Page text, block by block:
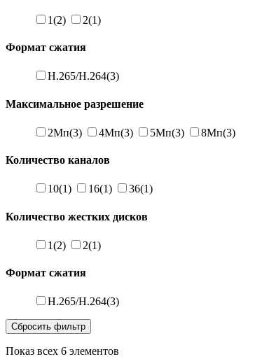
1(2) 2(1)
Формат сжатия
H.265/H.264(3)
Максимальное разрешение
2Мп(3) 4Мп(3) 5Мп(3) 8Мп(3)
Количество каналов
10(1) 16(1) 36(1)
Количество жестких дисков
1(2) 2(1)
Формат сжатия
H.265/H.264(3)
Сбросить фильтр
Показ всех 6 элементов